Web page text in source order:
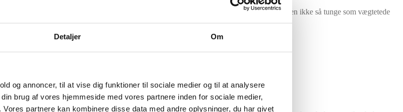
Detaljer Om
og annoncer, til at vise dig funktioner til sociale medier og til at analysere
brug af vores hjemmeside med vores partnere inden for sociale medier,
partnere kan kombinere disse data med andre oplysninger, du har givet
lidt mere modstand end på et keyboard, så tangenterne er lidt tungere at trykke ned, men ikke så tunge som vægtetede
af andre instrumenter.